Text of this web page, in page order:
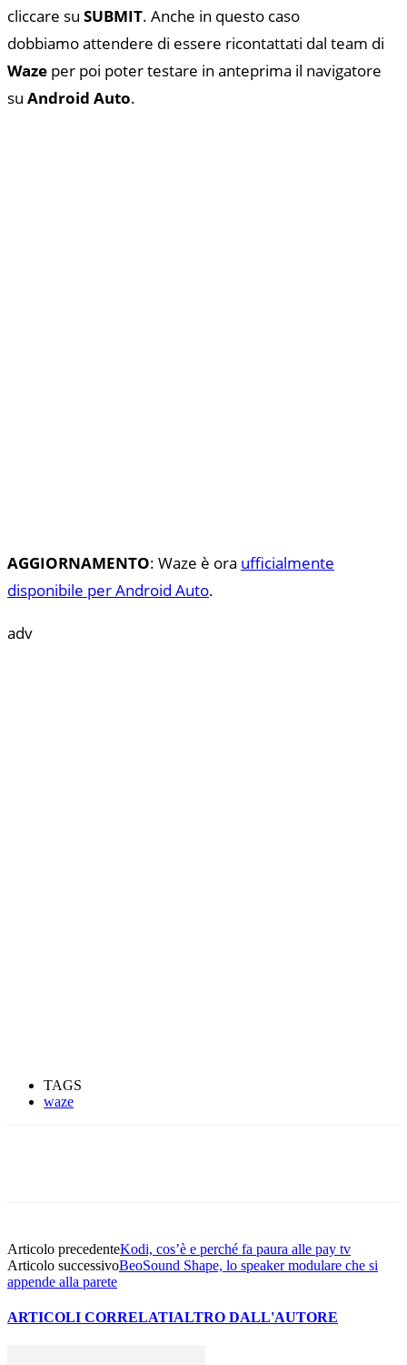
cliccare su SUBMIT. Anche in questo caso
dobbiamo attendere di essere ricontattati dal team di
Waze per poi poter testare in anteprima il navigatore
su Android Auto.
AGGIORNAMENTO: Waze è ora ufficialmente
disponibile per Android Auto.
adv
TAGS
waze
Articolo precedenteKodi, cos’è e perché fa paura alle pay tv
Articolo successivoBeoSound Shape, lo speaker modulare che si
appende alla parete
ARTICOLI CORRELATIALTRO DALL'AUTORE